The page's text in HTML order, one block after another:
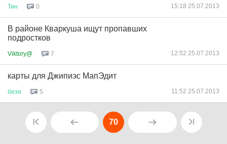
Тин 0 15:18 25.07.2013
В районе Кваркуша ищут пропавших
подростков
Viktory@ 7 12:52 25.07.2013
карты для Джипиэс МапЭдит
безе 5 11:52 25.07.2013
70